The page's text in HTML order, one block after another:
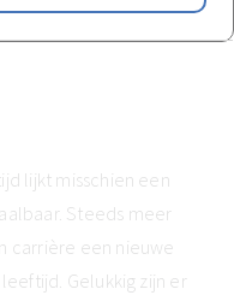
lijkt misschien een
Steeds meer
carrière een nieuwe
Gelukkig zijn er